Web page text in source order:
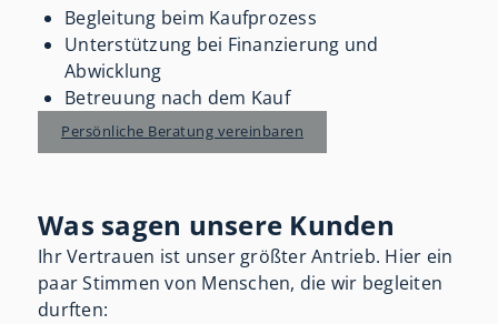
Begleitung beim Kaufprozess
Unterstützung bei Finanzierung und
Abwicklung
Betreuung nach dem Kauf
Persönliche Beratung vereinbaren
Was sagen unsere Kunden
Ihr Vertrauen ist unser größter Antrieb. Hier ein
paar Stimmen von Menschen, die wir begleiten
durften: